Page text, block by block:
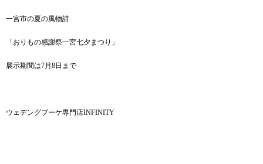
一宮市の夏の風物詩
「おりもの感謝祭一宮七夕まつり」
展示期間は7月8日まで
ウェデングブーケ専門店INFINITY